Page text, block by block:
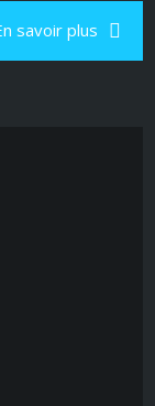
savoir plus